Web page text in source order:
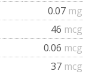
0.07 mg
46 mcg
0.06 mcg
37 mcg